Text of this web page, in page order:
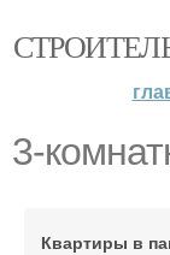
3-
Квартиры в